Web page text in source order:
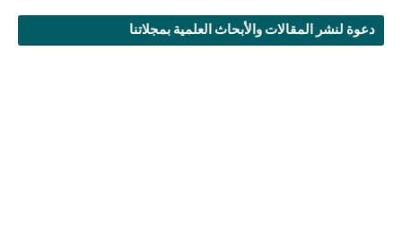
دعوة لنشر المقالات والأبحاث العلمية بمجلاتنا